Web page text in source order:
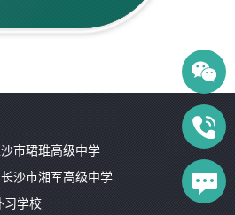
市珺琟高级中学
长沙市湘军高级中学
习学校